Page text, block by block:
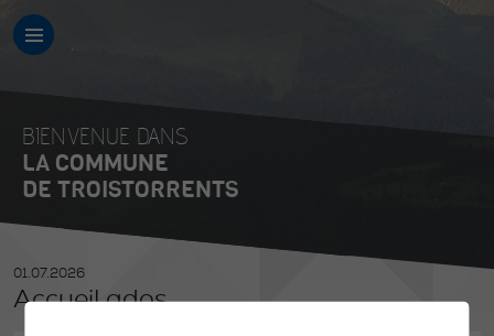
BIENVENUE DANS
LA COMMUNE
DE TROISTORRENTS
01.07.2026
Accueil ados